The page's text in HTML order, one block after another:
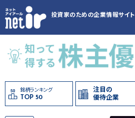
投資家のための企業情報サイト
銘柄ランキング
TOP 50
注目の
優待企業